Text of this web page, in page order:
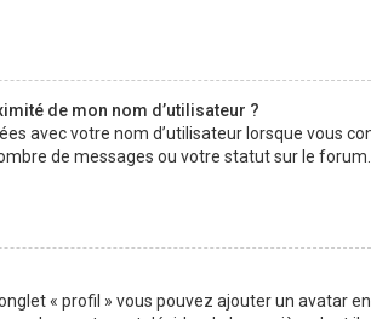
de mon nom d’utilisateur ?
avec votre nom d’utilisateur lorsque vous
de messages ou votre statut sur le
« profil » vous pouvez ajouter un avatar